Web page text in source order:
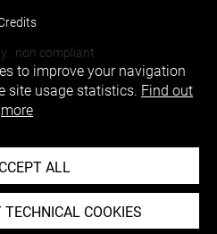
: non compliant
to improve your navigation
site usage statistics. Find out
more
ALL
COOKIES